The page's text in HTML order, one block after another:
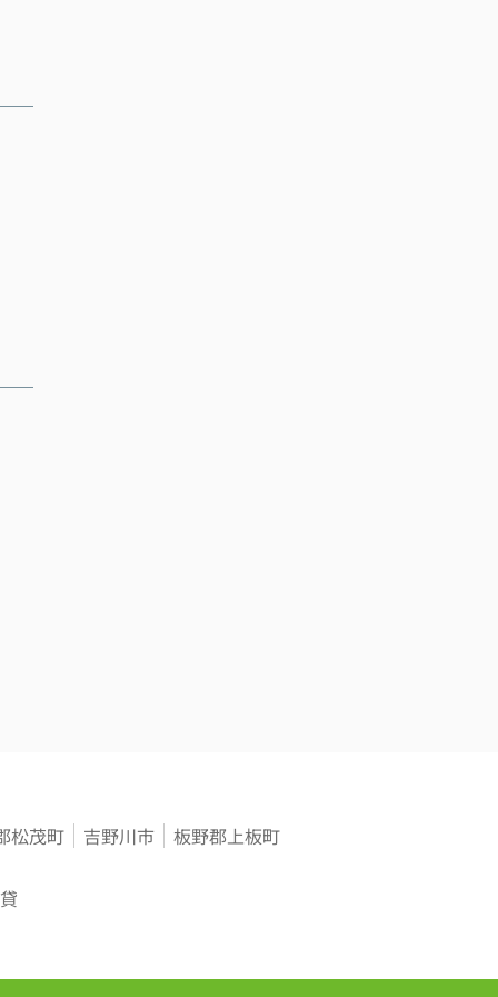
松茂町 吉野川市
板野郡上板町